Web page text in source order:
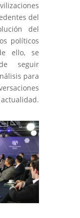
del
del
políticos
ello, se
seguir
para